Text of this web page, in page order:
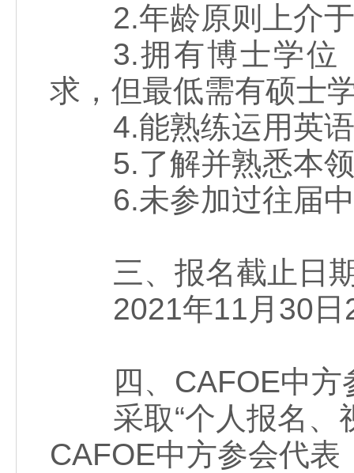
2.年龄原则上介于
3.拥有博士学位（
求，但最低需有硕士
4.能熟练运用英语
5.了解并熟悉本领
6.未参加过往届中
三、报名截止日
2021年11月30日
四、CAFOE中方
采取“个人报名、视
CAFOE中方参会代表